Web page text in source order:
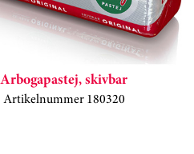
Arbogapastej, skivbar
Artikelnummer 180320